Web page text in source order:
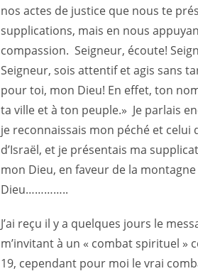
nos actes de justice que nous te
supplications, mais en nous
compassion. Seigneur, écoute!
Seigneur, sois attentif et agis sans
pour toi, mon Dieu! En effet, ton
ta ville et à ton peuple.» Je parlais
je reconnaissais mon péché et celui
d’Israël, et je présentais ma
mon Dieu, en faveur de la
Dieu…………..
J’ai reçu il y a quelques jours le
m’invitant à un « combat spirituel »
19, cependant pour moi le vrai